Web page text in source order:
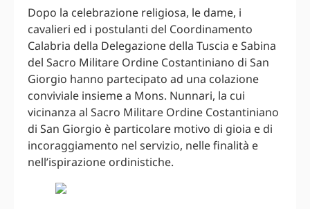
Dopo la celebrazione religiosa, le dame, i
cavalieri ed i postulanti del Coordinamento
Calabria della Delegazione della Tuscia e Sabina
del Sacro Militare Ordine Costantiniano di San
Giorgio hanno partecipato ad una colazione
conviviale insieme a Mons. Nunnari, la cui
vicinanza al Sacro Militare Ordine Costantiniano
di San Giorgio è particolare motivo di gioia e di
incoraggiamento nel servizio, nelle finalità e
nell’ispirazione ordinistiche.